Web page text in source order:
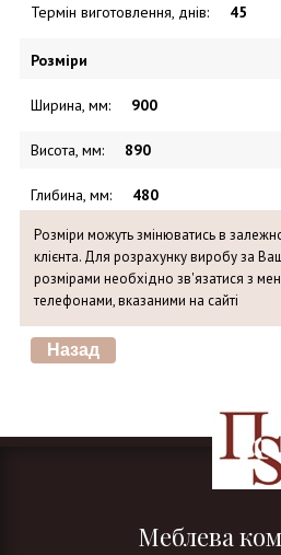
Термін виготовлення, днів: 45
Розміри
Ширина, мм: 900
Висота, мм: 890
Глибина, мм: 480
Розміри можуть змінюватись в
клієнта. Для розрахунку виробу за
розмірами необхідно зв'язатися з
телефонами, вказаними на сайті
Меблева